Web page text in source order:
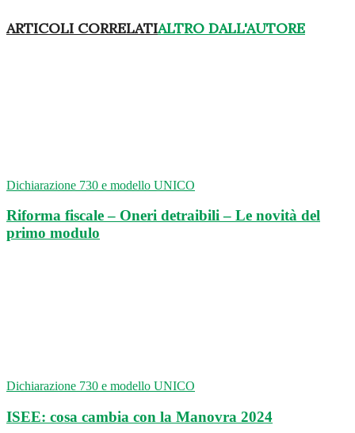
ARTICOLI CORRELATIALTRO DALL'AUTORE
Dichiarazione 730 e modello UNICO
Riforma fiscale – Oneri detraibili – Le novità del
primo modulo
Dichiarazione 730 e modello UNICO
ISEE: cosa cambia con la Manovra 2024